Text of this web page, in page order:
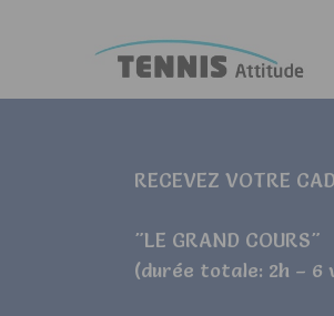
RECEVEZ VOTRE
"LE GRAND COURS"
(durée totale: 2h – 6